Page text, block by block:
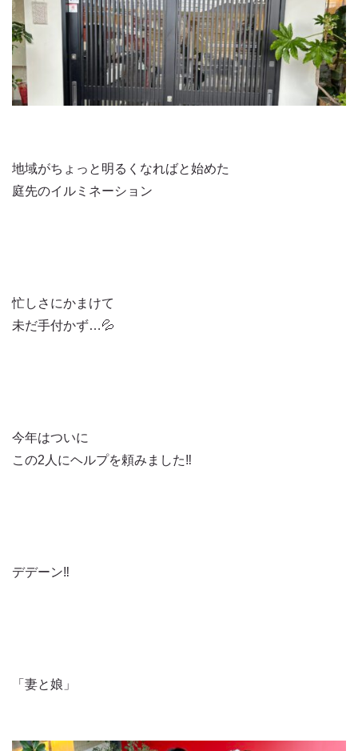
地域がちょっと明るくなればと始めた
庭先のイルミネーション
忙しさにかまけて
未だ手付かず…💦
今年はついに
この2人にヘルプを頼みました‼️
デデーン‼️
「妻と娘」